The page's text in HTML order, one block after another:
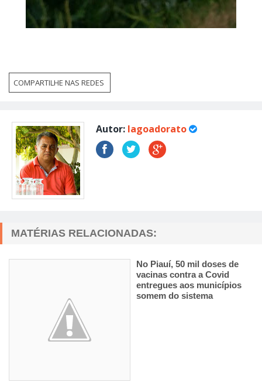
COMPARTILHE NAS REDES
Autor: lagoadorato
MATÉRIAS RELACIONADAS:
No Piauí, 50 mil doses de
vacinas contra a Covid
entregues aos municípios
somem do sistema